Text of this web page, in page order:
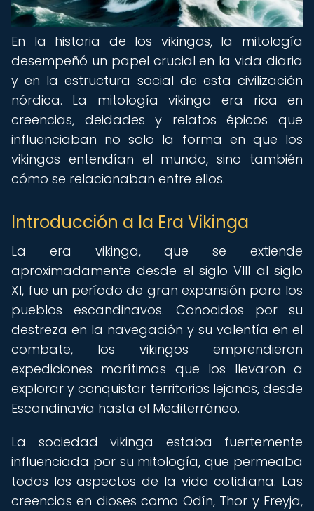
En la historia de los vikingos, la mitología
desempeñó un papel crucial en la vida diaria
y en la estructura social de esta civilización
nórdica. La mitología vikinga era rica en
creencias, deidades y relatos épicos que
influenciaban no solo la forma en que los
vikingos entendían el mundo, sino también
cómo se relacionaban entre ellos.
Introducción a la Era Vikinga
La era vikinga, que se extiende
aproximadamente desde el siglo VIII al siglo
XI, fue un período de gran expansión para los
pueblos escandinavos. Conocidos por su
destreza en la navegación y su valentía en el
combate, los vikingos emprendieron
expediciones marítimas que los llevaron a
explorar y conquistar territorios lejanos, desde
Escandinavia hasta el Mediterráneo.
La sociedad vikinga estaba fuertemente
influenciada por su mitología, que permeaba
todos los aspectos de la vida cotidiana. Las
creencias en dioses como Odín, Thor y Freyja,